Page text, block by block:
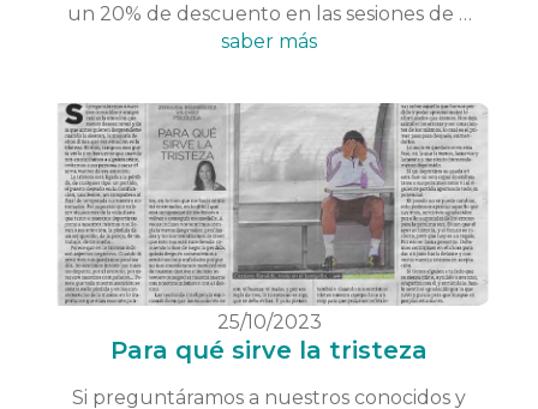
un 20% de descuento en las sesiones de …
saber más
25/10/2023
Para qué sirve la tristeza
Si preguntáramos a nuestros conocidos y